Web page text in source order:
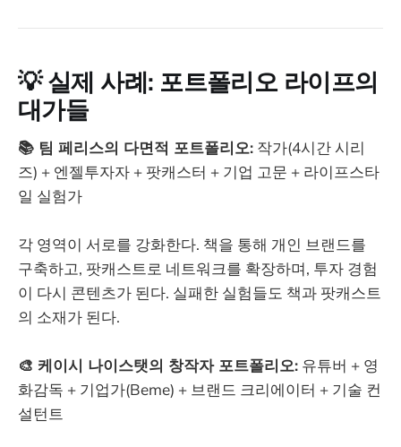
💡실제 사례: 포트폴리오 라이프의
대가들
📚 팀 페리스의 다면적 포트폴리오: 작가(4시간 시리
즈) + 엔젤투자자 + 팟캐스터 + 기업 고문 + 라이프스타
일 실험가
각 영역이 서로를 강화한다. 책을 통해 개인 브랜드를
구축하고, 팟캐스트로 네트워크를 확장하며, 투자 경험
이 다시 콘텐츠가 된다. 실패한 실험들도 책과 팟캐스트
의 소재가 된다.
🎨 케이시 나이스탯의 창작자 포트폴리오: 유튜버 + 영
화감독 + 기업가(Beme) + 브랜드 크리에이터 + 기술 컨
설턴트